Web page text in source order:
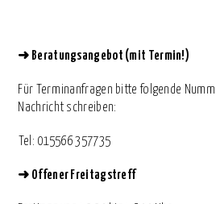
➜ Beratungsangebot (mit Termin!)
Für Terminanfragen bitte folgende
Nachricht schreiben:
⁨Tel: 015566 357735
➜ Offener Freitagstreff